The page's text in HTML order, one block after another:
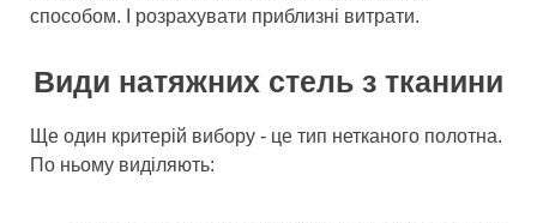
способом. І розрахувати приблизні витрати.
Види натяжних стель з тканини
Ще один критерій вибору - це тип нетканого полотна.
По ньому виділяють: